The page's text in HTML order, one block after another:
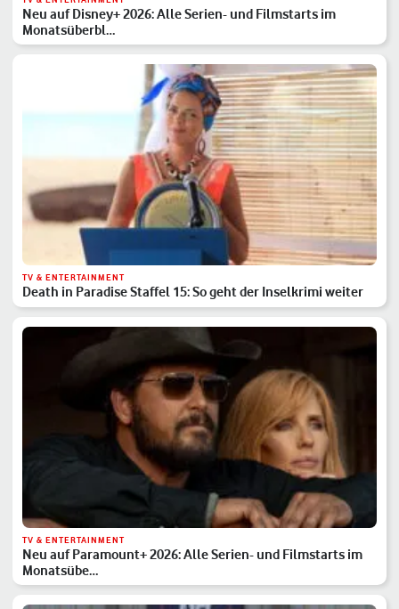
Neu auf Disney+ 2026: Alle Serien- und Filmstarts im
Monatsüberbl…
TV & ENTERTAINMENT
Death in Paradise Staffel 15: So geht der Inselkrimi weiter
TV & ENTERTAINMENT
Neu auf Paramount+ 2026: Alle Serien- und Filmstarts im
Monatsübe…